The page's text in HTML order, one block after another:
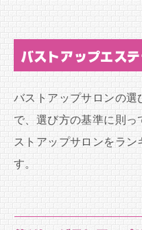
バストアップエス
バストアップサロンの
で、選び方の基準に則
ストアップサロンをラン
す。